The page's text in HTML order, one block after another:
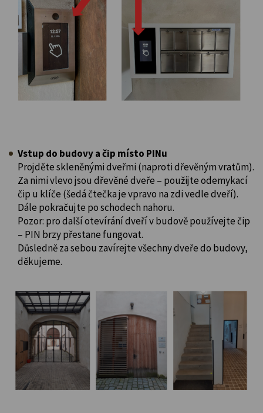
Vstup do budovy a čip místo PINu
Projděte skleněnými dveřmi (naproti dřevěným vratům).
Za nimi vlevo jsou dřevěné dveře – použijte odemykací
čip u klíče (šedá čtečka je vpravo na zdi vedle dveří).
Dále pokračujte po schodech nahoru.
Pozor: pro další otevírání dveří v budově používejte čip
– PIN brzy přestane fungovat.
Důsledně za sebou zavírejte všechny dveře do budovy,
děkujeme.